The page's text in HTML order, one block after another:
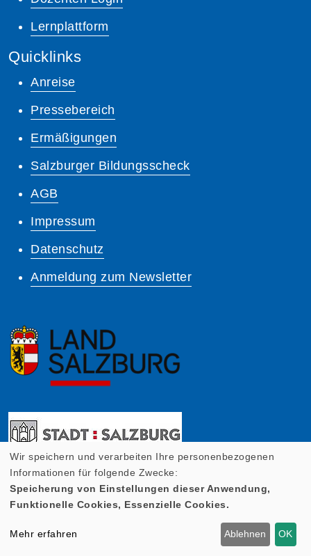
Lernplattform
Quicklinks
Anreise
Pressebereich
Ermäßigungen
Salzburger Bildungsscheck
AGB
Impressum
Datenschutz
Anmeldung zum Newsletter
Wir speichern und verarbeiten Ihre personenbezogenen
Informationen für folgende Zwecke:
Speicherung von Einstellungen dieser Anwendung,
Funktionelle Cookies, Essenzielle Cookies.
Mehr erfahren Ablehnen OK